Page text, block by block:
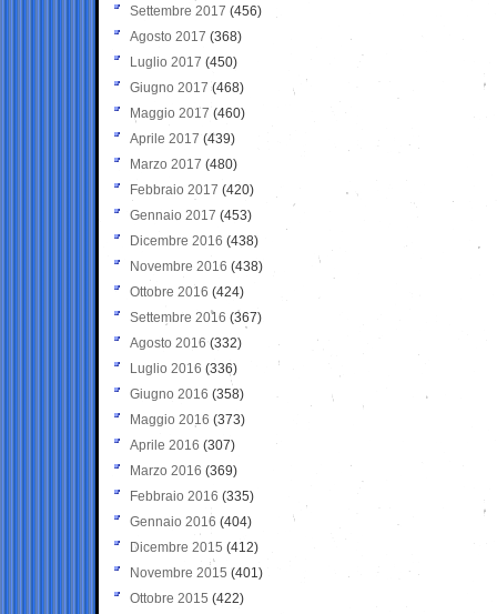
Settembre 2017 (456)
Agosto 2017 (368)
Luglio 2017 (450)
Giugno 2017 (468)
Maggio 2017 (460)
Aprile 2017 (439)
Marzo 2017 (480)
Febbraio 2017 (420)
Gennaio 2017 (453)
Dicembre 2016 (438)
Novembre 2016 (438)
Ottobre 2016 (424)
Settembre 2016 (367)
Agosto 2016 (332)
Luglio 2016 (336)
Giugno 2016 (358)
Maggio 2016 (373)
Aprile 2016 (307)
Marzo 2016 (369)
Febbraio 2016 (335)
Gennaio 2016 (404)
Dicembre 2015 (412)
Novembre 2015 (401)
Ottobre 2015 (422)